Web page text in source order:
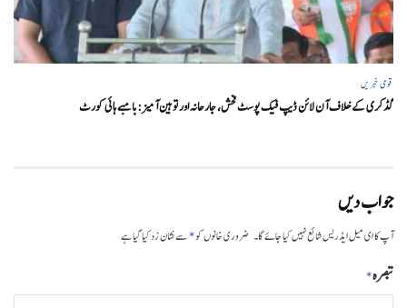
قومی خبریں
گڈکری کے خلاف آن لائن ڈیپ فیک پوسٹ فحش، جارحانہ اور توہین آمیز:بامبے ہائی کورٹ
جواب دیں
آپ کا ای میل ایڈریس شائع نہیں کیا جائے گا۔ ضروری خانوں کو*سے نشان زد کیا گیا ہے
تبصرہ*